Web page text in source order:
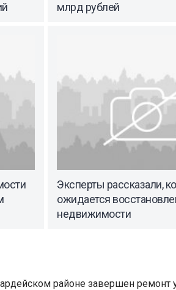
млрд рублей
Эксперты рассказали,
ожидается
недвижимости
районе завершен ремонт